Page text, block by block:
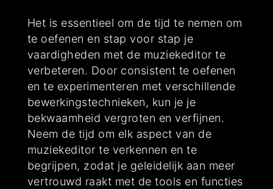
Het is essentieel om de tijd te nemen om
te oefenen en stap voor stap je
vaardigheden met de muziekeditor te
verbeteren. Door consistent te oefenen
en te experimenteren met verschillende
bewerkingstechnieken, kun je je
bekwaamheid vergroten en verfijnen.
Neem de tijd om elk aspect van de
muziekeditor te verkennen en te
begrijpen, zodat je geleidelijk aan meer
vertrouwd raakt met de tools en functies